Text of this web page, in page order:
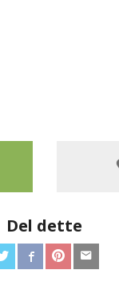
Del dette